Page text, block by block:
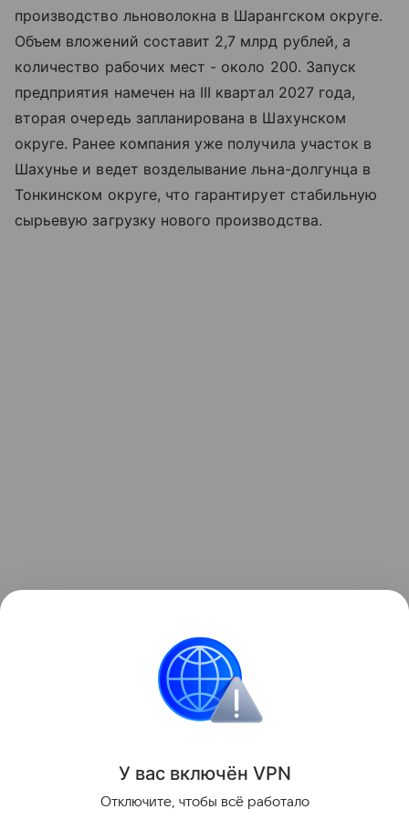
производство льноволокна в Шарангском округе.
Объем вложений составит 2,7 млрд рублей, а
количество рабочих мест - около 200. Запуск
предприятия намечен на III квартал 2027 года,
вторая очередь запланирована в Шахунском
округе. Ранее компания уже получила участок в
Шахунье и ведет возделывание льна-долгунца в
Тонкинском округе, что гарантирует стабильную
сырьевую загрузку нового производства.
попытка восстановить то, что было утрачено
несколько десятилетий назад: собственное
льняное производство, чтобы в стране было из
чего шить одежду, не оглядываясь на заграницу.
Поделиться
У вас включён VPN
Отключите, чтобы всё работало